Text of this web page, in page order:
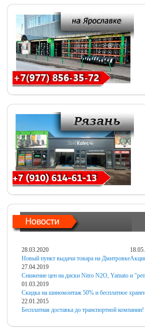
28.03.2020
Новый пункт выдачи товара на Дмитровке
27.04.2019
Снижение цен на диски Nitro N2O, Yamato и
01.03.2019
Скидка на шиномонтаж 50% и бесплатное
22.01.2015
Бесплатная доставка до транспортной компании!